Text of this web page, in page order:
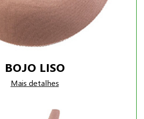
BOJO LISO
Mais detalhes